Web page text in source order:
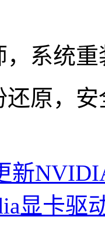
系统
原，
新
显卡驱